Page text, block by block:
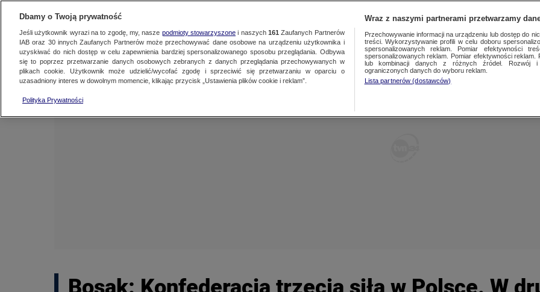
NAJNOWSZE WARSZAWA
WARSZAWA
ŁÓDŹ
KRAKÓW
LUBLIN
LUBUSKIE
PREMIUM METEO
Dbamy o Twoją prywatność
Jeśli użytkownik wyrazi na to zgodę, my, nasze podmioty stowarzyszonei naszych 161 Zaufanych Partnerów
IAB oraz 30innych Zaufanych Partnerów może przechowywać dane osobowe na urządzeniu użytkownika i
uzyskiwać do nich dostęp w celu zapewnienia bardziej spersonalizowanego sposobu przeglądania. Odbywa
się to poprzez przetwarzanie danych osobowych zebranych z danych przeglądania przechowywanych w
plikach cookie. Użytkownik może udzielić/wycofać zgodę i sprzeciwić się przetwarzaniu w oparciu o
uzasadniony interes w dowolnym momencie, klikając przycisk „Ustawienia plików cookie i reklam”.
Polityka Prywatności
Wraz z naszymi partnerami przetwarzamy
Przechowywanie informacji na urządzeniu lub dostęp do
treści. Wykorzystywanie profili w celu doboru
spersonalizowanych reklam. Pomiar efektywności
spersonalizowanych reklam. Pomiar efektywności
lub kombinacji danych z różnych źródeł. Rozwój i
ograniczonych danych do wyboru reklam.
Lista partnerów (dostawców)